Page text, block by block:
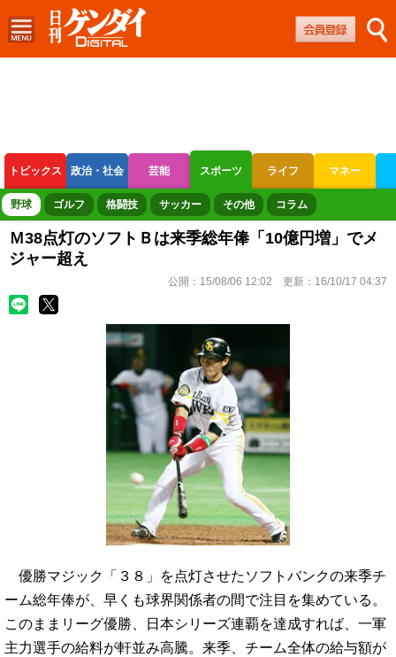
トピックス 政治・社会 芸能 スポーツ ライフ マネー
ボートレース 競輪 オートレース
野球 ゴルフ 格闘技 サッカー その他 コラム
Ｍ38点灯のソフトＢは来季総年俸「10億円増」でメ
ジャー超え
公開： 15/08/06 12:02 更新： 16/10/17 04:37
優勝マジック「３８」を点灯させたソフトバンクの来季チ
ーム総年俸が、早くも球界関係者の間で注目を集めている。
このままリーグ優勝、日本シリーズ連覇を達成すれば、一軍
主力選手の給料が軒並み高騰。来季、チーム全体の給与額が